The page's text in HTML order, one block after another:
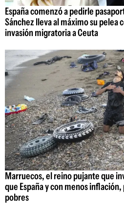
España comenzó a pedirle
Sánchez lleva al máximo su pelea
invasión migratoria a Ceuta
Marruecos, el reino pujante que
que España y con menos
pobres